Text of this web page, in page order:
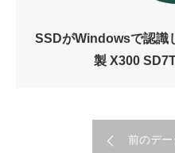
SSDがWindowsで認識
製 X300
前のデ